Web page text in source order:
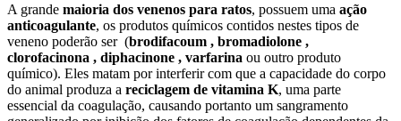
A grande maioria dos venenos para ratos, possuem uma ação
anticoagulante, os produtos químicos contidos nestes tipos de
veneno poderão ser (brodifacoum , bromadiolone ,
clorofacinona , diphacinone , varfarina ou outro produto
químico). Eles matam por interferir com que a capacidade do corpo
do animal produza a reciclagem de vitamina K, uma parte
essencial da coagulação, causando portanto um sangramento